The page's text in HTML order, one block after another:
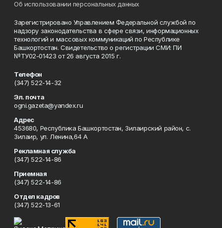
Об использовании персональных данных
Зарегистрировано Управлением Федеральной службой по
надзору законодательства в сфере связи, информационных
технологий и массовых коммуникаций по Республике
Башкортостан. Свидетельство о регистрации СМИ: ПИ
№ТУ02-01423 от 26 августа 2015 г.
Телефон
(347) 522-14-32
Эл. почта
ogni.gazeta@yandex.ru
Адрес
453680, Республика Башкортостан, Зилаирский район, с.
Зилаир, ул. Ленина,64 А
Рекламная служба
(347) 522-14-86
Приемная
(347) 522-14-86
Отдел кадров
(347) 522-13-61